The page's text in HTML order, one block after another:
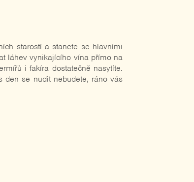
starostí a stanete se hlavními
láhev vynikajícího vína přímo na
i fakíra dostatečně nasytíte.
den se nudit nebudete, ráno vás